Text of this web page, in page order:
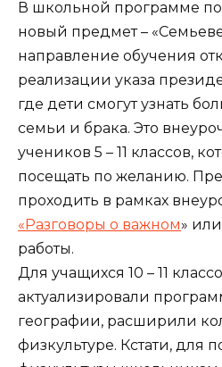
В школьной программе
новый предмет –
направление обучения
реализации указа
где дети смогут узнать
семьи и брака. Это
учеников 5 – 11 классов,
посещать по желанию.
проходить в рамках
«Разговоры о важном»
работы.
Для учащихся 10 – 11
актуализировали
географии, расширили
физкультуре. Кстати, для